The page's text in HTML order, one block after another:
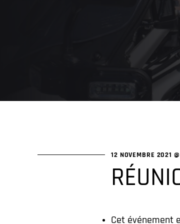
12 NOVEMBRE 2021
Cet événement